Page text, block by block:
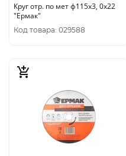
Круг отр. по мет ф115х3, 0х22
"Ермак"
Код товара: 029588